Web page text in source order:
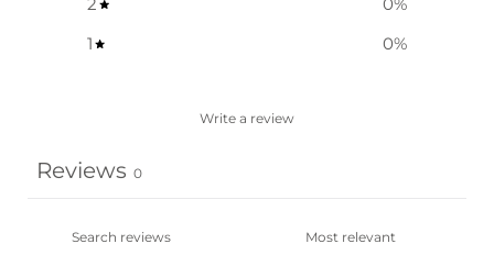
2
0%
1
0%
Write a review
Reviews 0